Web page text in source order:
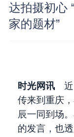
达拍摄初心
家的题材”
时光网讯
传来到重庆
辰一同到场
的发言，也